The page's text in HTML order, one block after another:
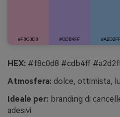
HEX: #f8c0d8 #cdb4ff
Atmosfera: dolce, ottimista,
Ideale per: branding di
adesivi